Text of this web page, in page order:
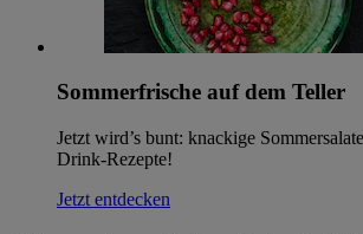
Sommerfrische auf dem Teller
Jetzt wird’s bunt: knackige
Drink-Rezepte!
Jetzt entdecken